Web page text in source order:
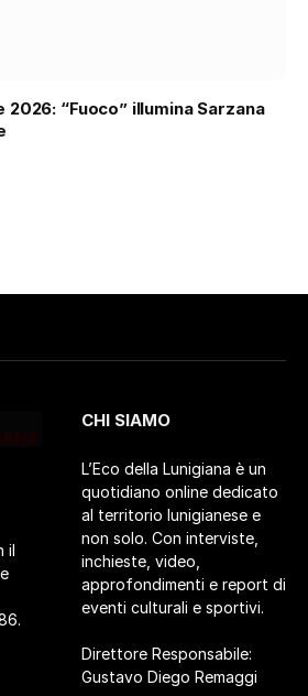
“Fuoco” illumina Sarzana
il
CHI SIAMO
L’Eco della Lunigiana è un
quotidiano online dedicato
al territorio lunigianese e
non solo. Con interviste,
inchieste, video,
approfondimenti e report di
eventi culturali e sportivi.
Direttore Responsabile:
Gustavo Diego Remaggi